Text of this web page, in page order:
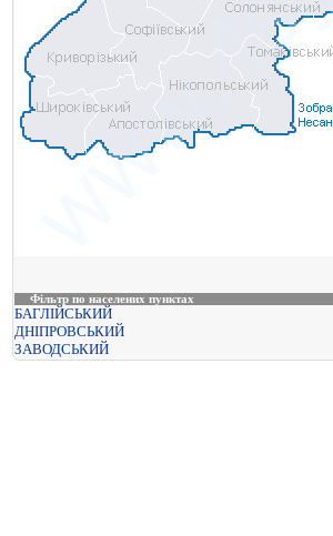
Фільтр по населених пунктах
БАГЛІЙСЬКИЙ
ДНІПРОВСЬКИЙ
ЗАВОДСЬКИЙ